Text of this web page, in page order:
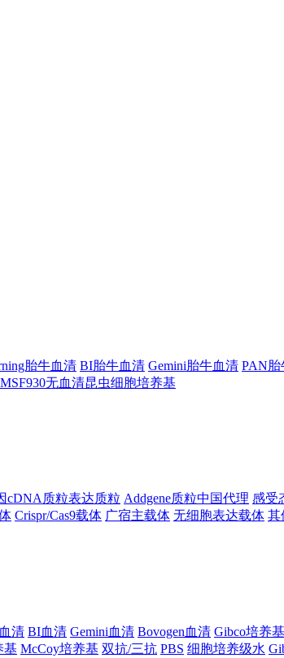
胎牛血清 BI胎牛血清 Gemini胎牛血清 PAN
无血清昆虫细胞培养基
cDNA质粒表达质粒 Addgene质粒中国代理 感受
Crispr/Cas9载体 广宿主载体 无细胞表达载体 其
清 BI血清 Gemini血清 Bovogen血清 Gibco培养基
基 McCoy培养基 双抗/三抗 PBS 细胞培养级水